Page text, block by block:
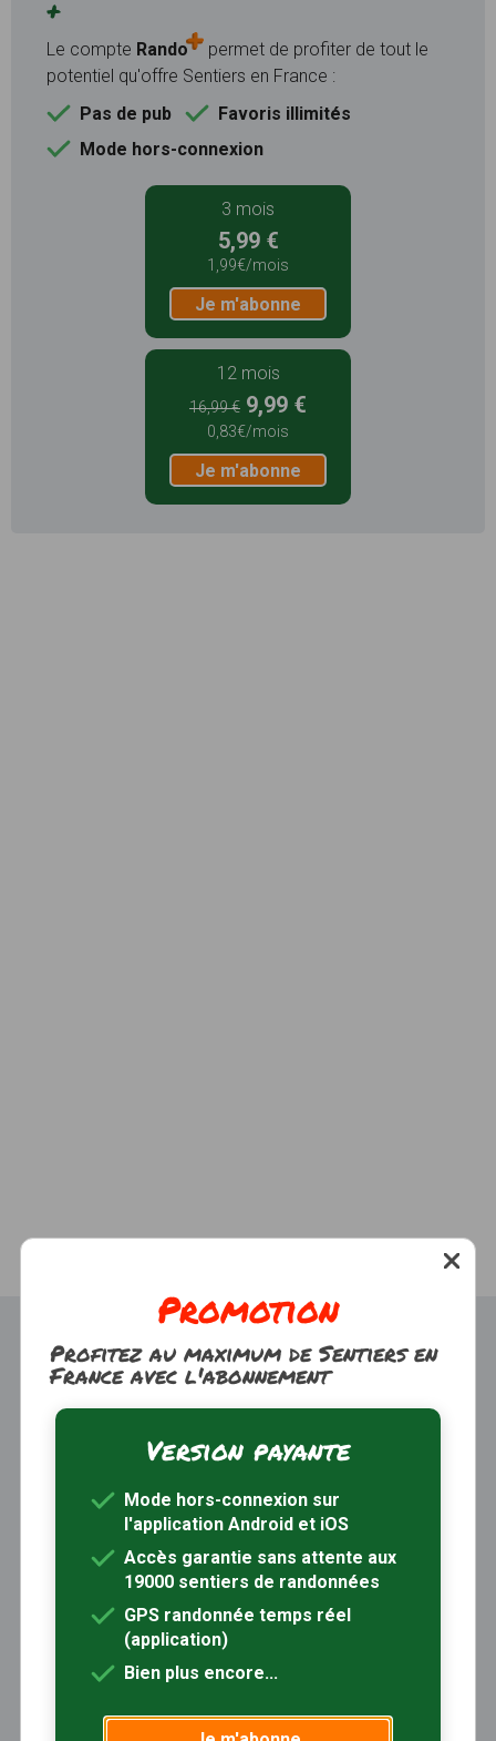
+
Le compte Rando
permet de profiter de tout le
potentiel qu'offre Sentiers en France :
Pas de pub
Favoris illimités
Mode hors-connexion
3 mois
5,99 €
1,99€/mois
Je m'abonne
12 mois
16,99 € 9,99 €
0,83€/mois
Je m'abonne
Trouver une randonnée À propos
Inscription / Connexion
Abonnement Rando+ Calendrier randos
Sentiers-en-France, grâce aux nombreux circuits de
- les spécificités des terroirs (sites et milieux naturels,
Promotion
Profitez au maximum de Sentiers en
France avec l'abonnement
Version payante
Mode hors-connexion sur
l'application Android et iOS
Accès garantie sans attente aux
19000 sentiers de randonnées
GPS randonnée temps réel
(application)
Bien plus encore...